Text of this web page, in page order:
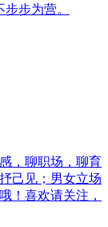
步为营。
，聊职场，聊育
己见；男女立场
！喜欢请关注，